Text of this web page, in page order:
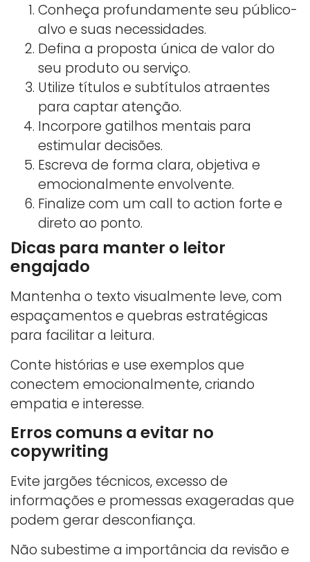
Conheça profundamente seu público-
alvo e suas necessidades.
Defina a proposta única de valor do
seu produto ou serviço.
Utilize títulos e subtítulos atraentes
para captar atenção.
Incorpore gatilhos mentais para
estimular decisões.
Escreva de forma clara, objetiva e
emocionalmente envolvente.
Finalize com um call to action forte e
direto ao ponto.
Dicas para manter o leitor
engajado
Mantenha o texto visualmente leve, com
espaçamentos e quebras estratégicas
para facilitar a leitura.
Conte histórias e use exemplos que
conectem emocionalmente, criando
empatia e interesse.
Erros comuns a evitar no
copywriting
Evite jargões técnicos, excesso de
informações e promessas exageradas que
podem gerar desconfiança.
Não subestime a importância da revisão e